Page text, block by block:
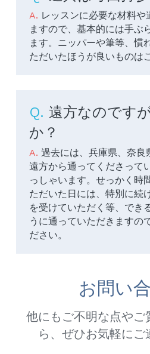
A. レッスンに必要な材料や
ますので、基本的には手ぶ
ます。ニッパーや筆等、慣
ただいたほうが良いものは
Q. 遠方なのです
か？
A. 過去には、兵庫県、奈良
遠方から通ってくださって
っしゃいます。せっかく時
ただいた日には、特別に続
を受けていただく等、でき
うに通っていただきますの
ださい。
お問い
他にもご不明な点やご
ら、ぜひお気軽にご